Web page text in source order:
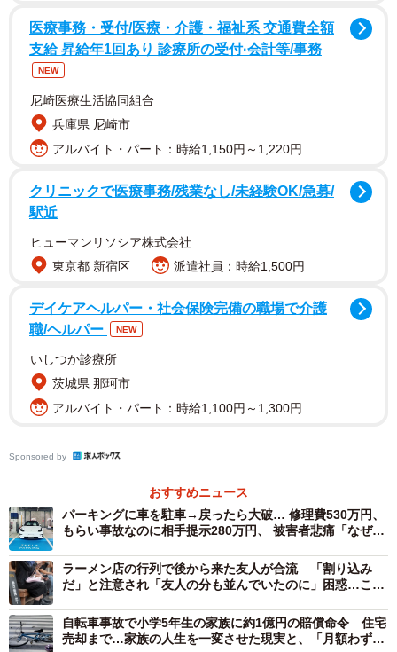
日の午後から台風が来るから、窓は絶対に閉めておいて
ね」と念を押されていたことを思い出しましたが、出かけ
る直前にクライアントから電話が入り、対応に追われるう
ちに、窓のことをすっかり忘れてしまったのです。その日
早く勢力を増して上陸し、記録的な豪雨が街を襲いまし
た。
Bさんが帰宅すると、目に飛び込んできたのは信じられない
光景でした。閉め忘れた寝室の小窓から猛烈な雨が吹き込
きました。親しい友人に取り返しのつかない損害を与えて
しまった場合、一体どのような責任が生じるのでしょう
か。まこと法律事務所の北村真一さんに聞きました。
不注意であれば過失とは認められにくい
ー過失によって友人宅に損害を与えた場合、法的に賠償す
る義務はありますか
医療事務・受付/医療・介護・福祉系 交通費全額
支給 昇給年1回あり 診療所の受付·会計等/事務
NEW
尼崎医療生活協同組合
兵庫県 尼崎市
アルバイト・パート：時給1,150円～1,220円
クリニックで医療事務/残業なし/未経験OK/急募/
駅近
ヒューマンリソシア株式会社
東京都 新宿区
派遣社員：時給1,500円
デイケアヘルパー・社会保険完備の職場で介護
職/ヘルパー
NEW
いしつか診療所
茨城県 那珂市
アルバイト・パート：時給1,100円～1,300円
Sponsored by
おすすめニュース
パーキングに車を駐車→戻ったら大破… 修理費530万円、
もらい事故なのに相手提示280万円、 被害者悲痛「なぜ泣
ラーメン店の行列で後から来た友人が合流 「割り込み
だ」と注意され「友人の分も並んでいたのに」困惑…この
自転車事故で小学5年生の家族に約1億円の賠償命令 住宅
売却まで…家族の人生を一変させた現実と、「月額わずか